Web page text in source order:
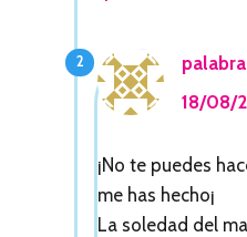
18/08/
¡No te puedes
me has hecho¡
La soledad del